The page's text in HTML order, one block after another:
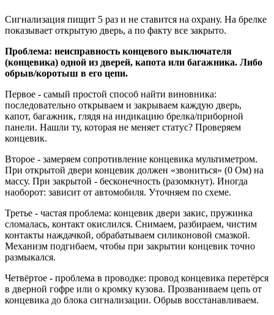
Сигнализация пищит 5 раз и не ставится на охрану. На брелке
показывает открытую дверь, а по факту все закрыто.
Проблема: неисправность концевого выключателя
(концевика) одной из дверей, капота или багажника. Либо
обрыв/коротыш в его цепи.
Первое - самый простой способ найти виновника:
последовательно открываем и закрываем каждую дверь,
капот, багажник, глядя на индикацию брелка/приборной
панели. Нашли ту, которая не меняет статус? Проверяем
концевик.
Второе - замеряем сопротивление концевика мультиметром.
При открытой двери концевик должен «звониться» (0 Ом) на
массу. При закрытой - бесконечность (разомкнут). Иногда
наоборот: зависит от автомобиля. Уточняем по схеме.
Третье - частая проблема: концевик двери закис, пружинка
сломалась, контакт окислился. Снимаем, разбираем, чистим
контакты наждачкой, обрабатываем силиконовой смазкой.
Механизм подгибаем, чтобы при закрытии концевик точно
размыкался.
Четвёртое - проблема в проводке: провод концевика перетёрся
в дверной гофре или о кромку кузова. Прозваниваем цепь от
концевика до блока сигнализации. Обрыв восстанавливаем.